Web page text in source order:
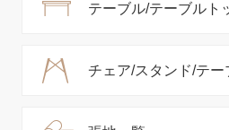
テーブル/テーブルト
チェア/スタンド/テー